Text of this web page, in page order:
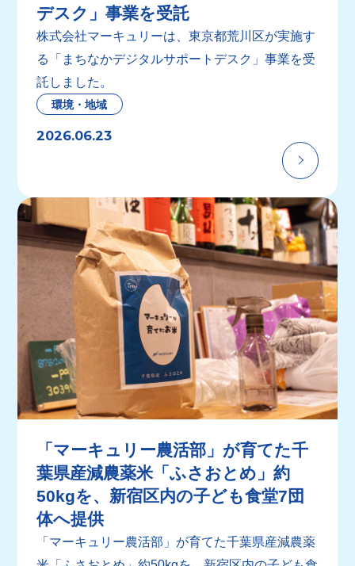
デスク」事業を受託
株式会社マーキュリーは、東京都荒川区が実施す
る「まちなかデジタルサポートデスク」事業を受
託しました。
環境・地域
2026.06.23
「マーキュリー農活部」が育てた千
葉県産減農薬米「ふさおとめ」約
50kgを、新宿区内の子ども食堂7団
体へ提供
「マーキュリー農活部」が育てた千葉県産減農薬